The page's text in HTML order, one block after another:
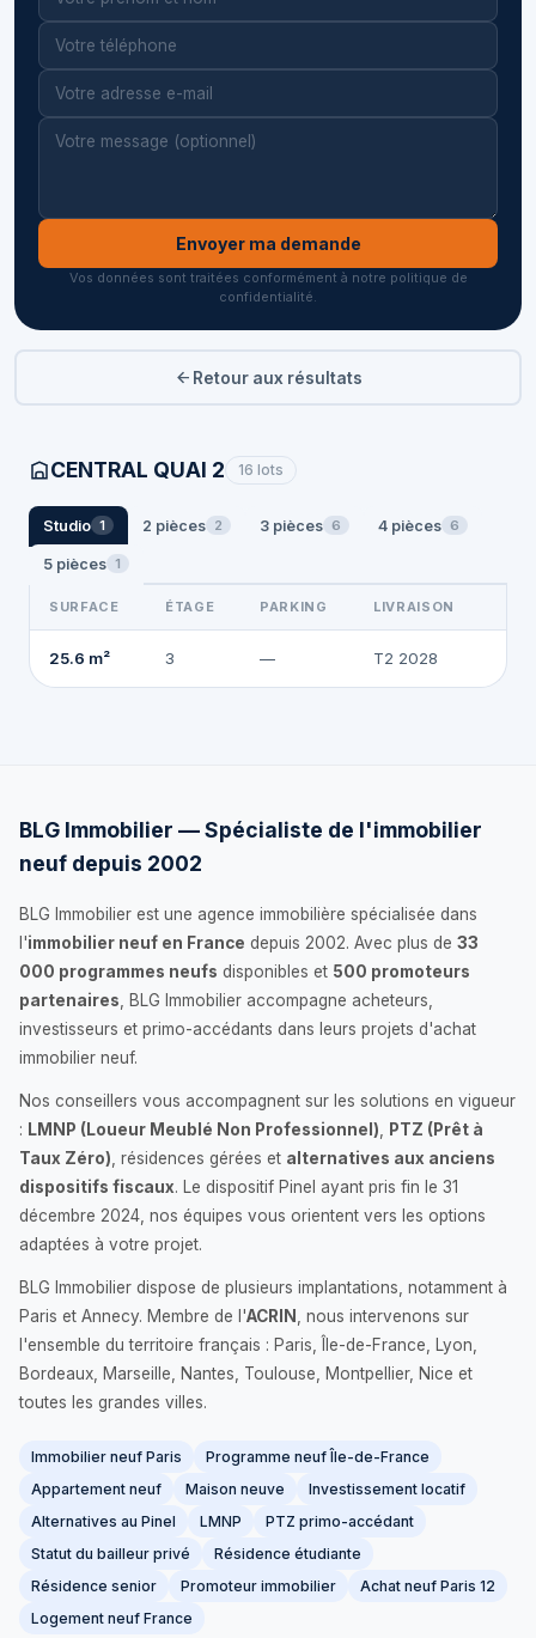
Envoyer ma demande
Vos données sont traitées conformément à notre politique de
confidentialité.
Retour aux résultats
CENTRAL QUAI 2 16 lots
Studio 1 2 pièces 2 3 pièces 6 4 pièces 6
5 pièces 1
SURFACE ÉTAGE PARKING LIVRAISON
25.6 m² 3 — T2 2028
BLG Immobilier — Spécialiste de l'immobilier
neuf depuis 2002
BLG Immobilier est une agence immobilière spécialisée dans
l'immobilier neuf en France depuis 2002. Avec plus de 33
000 programmes neufs disponibles et 500 promoteurs
partenaires , BLG Immobilier accompagne acheteurs,
investisseurs et primo-accédants dans leurs projets d'achat
immobilier neuf.
Nos conseillers vous accompagnent sur les solutions en vigueur
: LMNP (Loueur Meublé Non Professionnel)
PTZ (Prêt à
Taux Zéro) , résidences gérées et alternatives aux anciens
dispositifs fiscaux. Le dispositif Pinel ayant pris fin le 31
décembre 2024, nos équipes vous orientent vers les options
adaptées à votre projet.
BLG Immobilier dispose de plusieurs implantations, notamment à
Paris et Annecy. Membre de l'ACRIN
, nous intervenons sur
l'ensemble du territoire français : Paris, Île-de-France, Lyon,
Bordeaux, Marseille, Nantes, Toulouse, Montpellier, Nice et
toutes les grandes villes.
Immobilier neuf Paris
Programme neuf Île-de-France
Appartement neuf
Maison neuve
Investissement locatif
Alternatives au Pinel
LMNP
PTZ primo-accédant
Statut du bailleur privé
Résidence étudiante
Résidence senior
Promoteur immobilier
Achat neuf Paris 12
Logement neuf France